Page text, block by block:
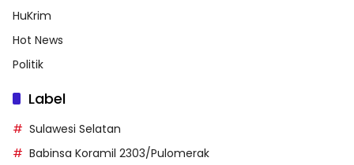
HuKrim
Hot News
Politik
Label
Sulawesi Selatan
Babinsa Koramil 2303/Pulomerak